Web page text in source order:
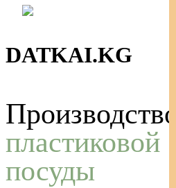
Skip
content
DATKAI.KG
Производство
пластиковой
посуды